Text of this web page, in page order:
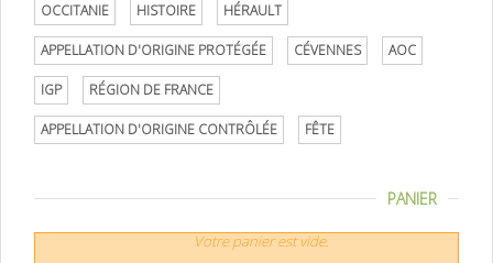
OCCITANIE HISTOIRE HÉRAULT
APPELLATION D'ORIGINE PROTÉGÉE CÉVENNES AOC
IGP RÉGION DE FRANCE
APPELLATION D'ORIGINE CONTRÔLÉE FÊTE
PANIER
Votre panier est vide.